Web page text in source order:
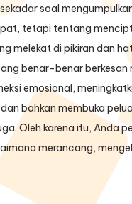
soal
tetapi tentang
melekat di pikiran dan
benar-benar berkesan
emosional,
bahkan membuka
Oleh karena itu, Anda
merancang,